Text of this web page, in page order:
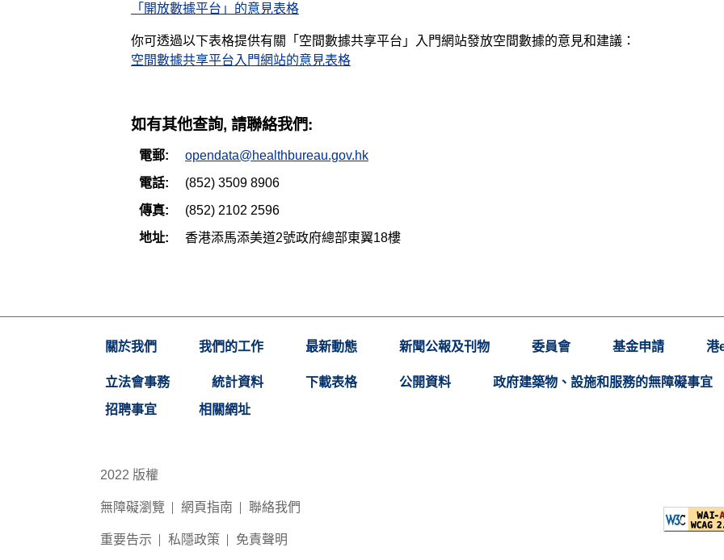
「開放數據平台」的意見表格
你可透過以下表格提供有關「空間數據共享平台」入門網站發放空間數據的意見和建議：
空間數據共享平台入門網站的意見表格
如有其他查詢, 請聯絡我們:
電郵:
opendata@healthbureau.gov.hk
電話:
(852) 3509 8906
傳真:
(852) 2102 2596
地址:
香港添馬添美道2號政府總部東翼18樓
關於我們 我們的工作 最新動態 新聞公報及刊物 委員會 基金申請 港
立法會事務 統計資料 下載表格 公開資料 政府建築物、設施和服務的無障礙事宜
招聘事宜
相關網址
2022 版權
無障礙瀏覽 網頁指南 聯絡我們
重要告示 私隱政策 免責聲明